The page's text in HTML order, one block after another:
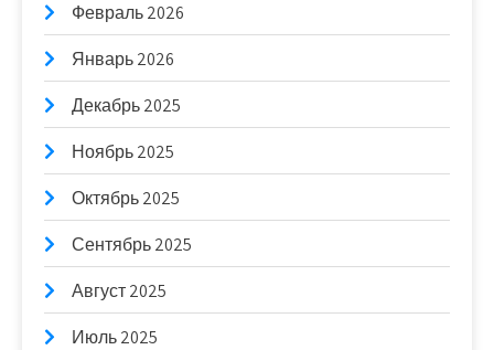
Февраль 2026
Январь 2026
Декабрь 2025
Ноябрь 2025
Октябрь 2025
Сентябрь 2025
Август 2025
Июль 2025